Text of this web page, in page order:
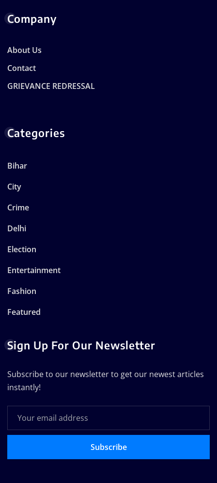
Company
About Us
Contact
GRIEVANCE REDRESSAL
Categories
Bihar
City
Crime
Delhi
Election
Entertainment
Fashion
Featured
Sign Up For Our Newsletter
Subscribe to our newsletter to get our newest articles
instantly!
Subscribe